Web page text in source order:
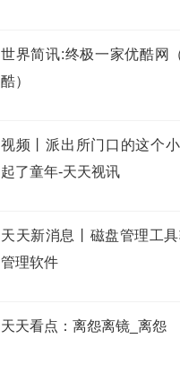
世界简讯:终极一家优酷网
酷）
视频丨派出所门口的这个
起了童年-天天视讯
天天新消息丨磁盘管理工
管理软件
天天看点：离怨离镜_离怨